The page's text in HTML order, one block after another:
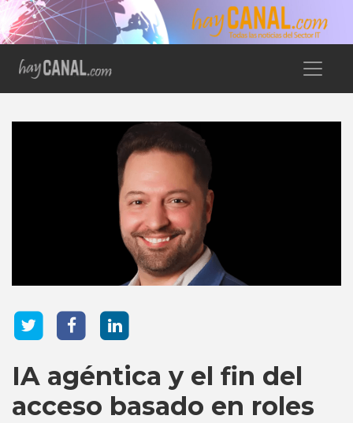
IA agéntica y el fin del
acceso basado en roles